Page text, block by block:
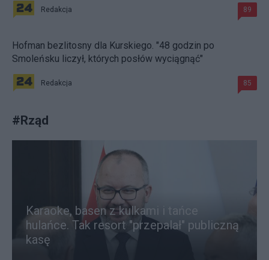
Redakcja 89
Hofman bezlitosny dla Kurskiego. "48 godzin po
Smoleńsku liczył, których posłów wyciągnąć"
Redakcja 85
#Rząd
Karaoke, basen z kulkami i tańce
hulańce. Tak resort "przepalał" publiczną
kasę